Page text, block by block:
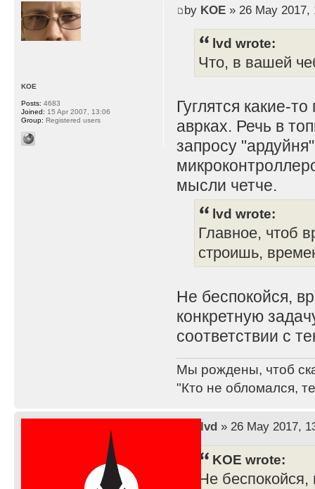
by KOE» 26 May 2017,
lvd wrote:
Что, в вашей
Гуглятся какие-
аврках. Речь в
запросу
мысли четче.
lvd wrote:
Главное, чтоб
строишь,
Не беспокойся,
конкретную
соответствии с
Мы рождены, чтоб
"Кто не обломался,
KOE
Posts: 4683
Joined: 15 Apr 2007, 13:06
Group: Registered users
lvd» 26 May 2017,
KOE wrote:
Не